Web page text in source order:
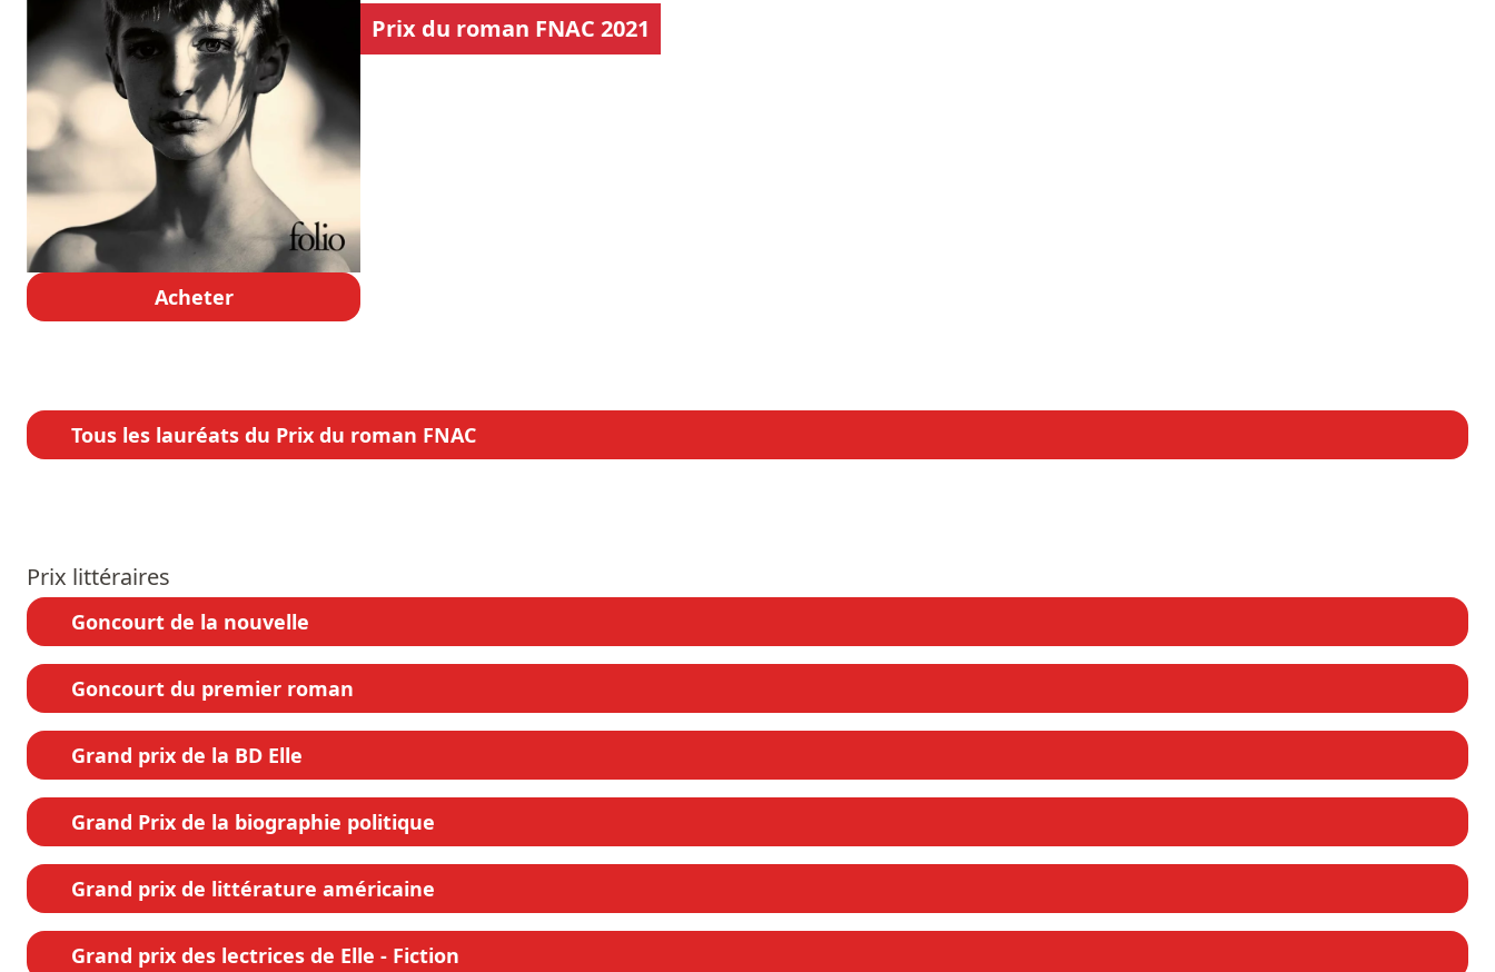
Acheter
Prix du roman FNAC 2021
Tous les lauréats du Prix du roman FNAC
Prix littéraires
Goncourt de la nouvelle
Goncourt du premier roman
Grand prix de la BD Elle
Grand Prix de la biographie politique
Grand prix de littérature américaine
Grand prix des lectrices de Elle - Fiction